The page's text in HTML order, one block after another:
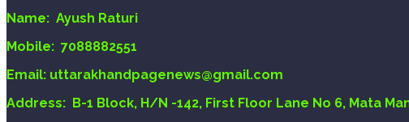
Name: Ayush Raturi
Mobile: 7088882551
Email: uttarakhandpagenews@gmail.com
Address: B-1 Block, H/N -142, First Floor Lane No 6, Mata